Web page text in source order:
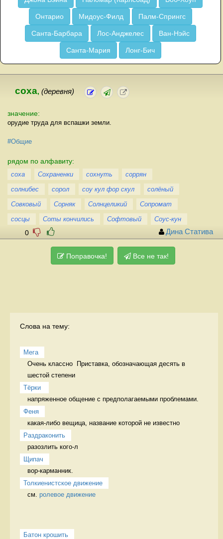
Онтарио Мидоус-Филд Палм-Спрингс
Санта-Барбара Лос-Анджелес Ван-Нэйс
Санта-Мария Лонг-Бич
соха, (деревня)
значение:
орудие труда для вспашки земли.
#Общие
рядом по алфавиту:
соха Сохраненки сохнуть
соррян
солнибес
сорол соу кул фор скул
солёный
Совковый
Сорняк Солнцеликий
Сопромат
сосцы
Соты кончились Софтовый Соус-кун
0 Дина Статива
Поправочка! Все не так!
Слова на тему:
Мега
Очень классно  Приставка, обозначающая десять в
шестой степени
Тёрки
напряженное общение с предполагаемыми проблемами.
Феня
какая-либо вещица, название которой не известно
Раздраконить
разозлить кого-л
Щипач
вор-карманник.
Толкиенистское движение
см. ролевое движение
Батон крошить